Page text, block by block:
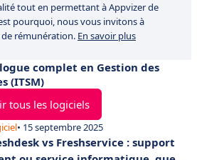
tout en permettant à Appvizer de
pourquoi, nous vous invitons à
rémunération. En savoir plus
complet en Gestion des
(ITSM)
tous les logiciels
• 15 septembre 2025
vs Freshservice : support